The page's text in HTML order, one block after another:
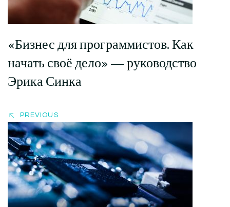
«Бизнес для программистов. Как
начать своё дело» — руководство
Эрика Синка
PREVIOUS